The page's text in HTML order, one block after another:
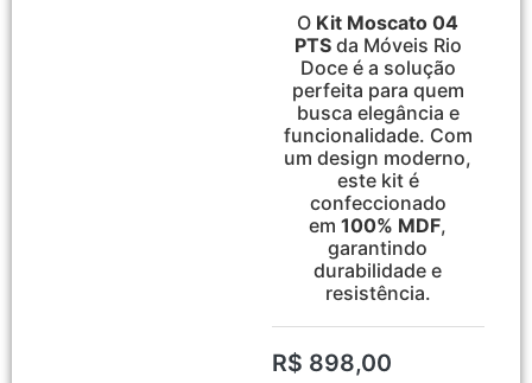
O Kit Moscato 04
PTSda Móveis Rio
Doce é a solução
perfeita para quem
busca elegância e
funcionalidade. Com
um design moderno,
este kit é
confeccionado
em100% MDF,
garantindo
durabilidade e
resistência.
R$ 898,00